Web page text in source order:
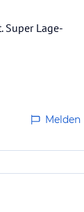
Super Lage-
Melden